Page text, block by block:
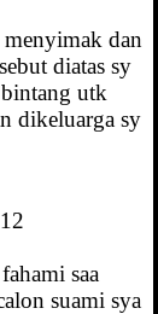
dan
diatas sy
utk
dikeluarga sy
saa
suami sya